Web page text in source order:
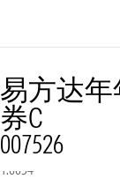
易方达
券C
007526
净值2026-08-07
1.0034